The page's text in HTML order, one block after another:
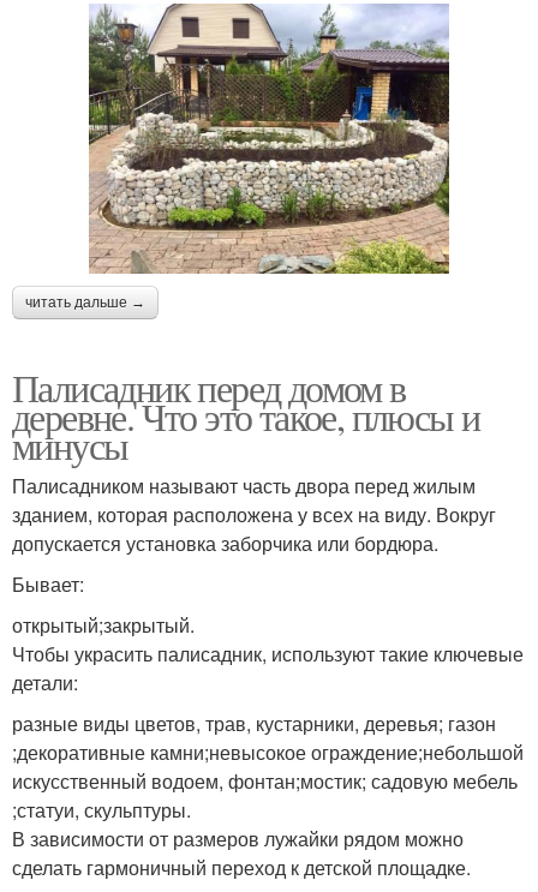
читать дальше →
Палисадник перед домом в
деревне. Что это такое, плюсы и
минусы
Палисадником называют часть двора перед жилым
зданием, которая расположена у всех на виду. Вокруг
допускается установка заборчика или бордюра.
Бывает:
открытый;закрытый.
Чтобы украсить палисадник, используют такие ключевые
детали:
разные виды цветов, трав, кустарники, деревья; газон
;декоративные камни;невысокое ограждение;небольшой
искусственный водоем, фонтан;мостик; садовую мебель
;статуи, скульптуры.
В зависимости от размеров лужайки рядом можно
сделать гармоничный переход к детской площадке.